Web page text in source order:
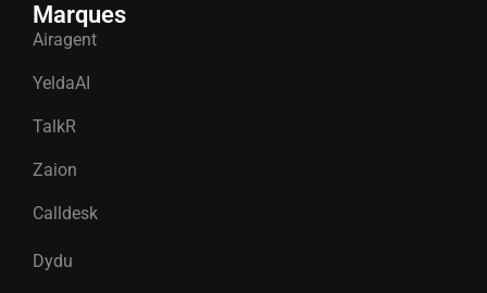
Marques
Airagent
YeldaAI
TalkR
Zaion
Calldesk
Dydu